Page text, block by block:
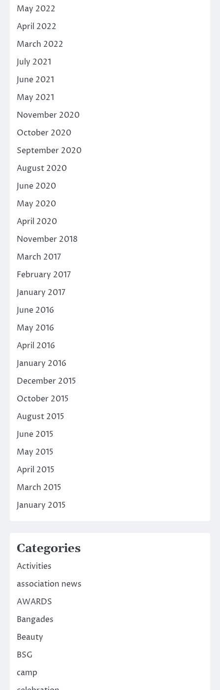
May 2022
April 2022
March 2022
July 2021
June 2021
May 2021
November 2020
October 2020
September 2020
August 2020
June 2020
May 2020
April 2020
November 2018
March 2017
February 2017
January 2017
June 2016
May 2016
April 2016
January 2016
December 2015
October 2015
August 2015
June 2015
May 2015
April 2015
March 2015
January 2015
Categories
Activities
association news
AWARDS
Bangades
Beauty
BSG
camp